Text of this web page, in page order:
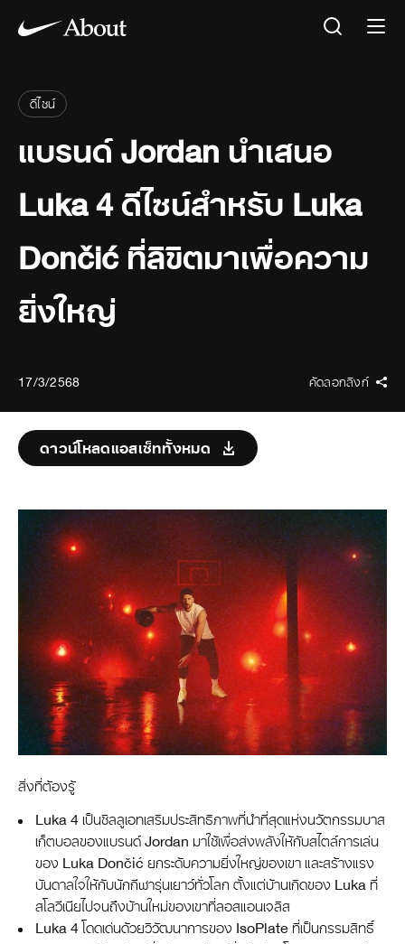
ดีไซน์
แบรนด์ Jordan นำเสนอ
Luka 4 ดีไซน์สำหรับ Luka
Dončić ที่ลิขิตมาเพื่อความ
ยิ่งใหญ่
17/3/2568 คัดลอกลิงก์
ดาวน์โหลดแอสเซ็ททั้งหมด
สิ่งที่ต้องรู้
Luka 4 เป็นซิลลูเอทเสริมประสิทธิภาพที่นำที่สุดแห่งนวัตกรรมบาส
เก็ตบอลของแบรนด์ Jordan มาใช้เพื่อส่งพลังให้กับสไตล์การเล่น
ของ Luka Dončić ยกระดับความยิ่งใหญ่ของเขา และสร้างแรง
บันดาลใจให้กับนักกีฬารุ่นเยาว์ทั่วโลก ตั้งแต่บ้านเกิดของ Luka ที่
สโลวีเนียไปจนถึงบ้านใหม่ของเขาที่ลอสแอนเจลิส
Luka 4 โดดเด่นด้วยวิวัฒนาการของ IsoPlate ที่เป็นกรรมสิทธิ์